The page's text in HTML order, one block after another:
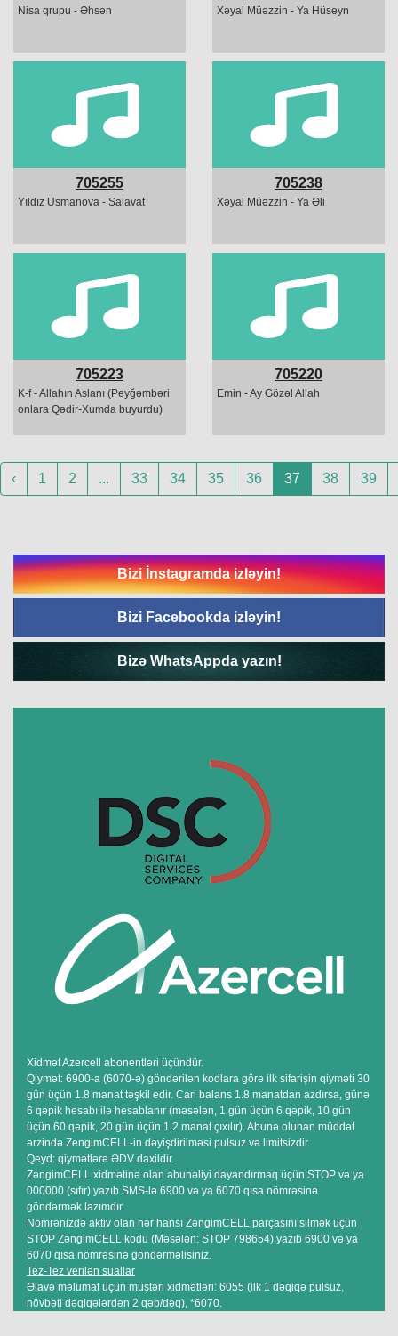
Nisa qrupu - Əhsən Xəyal Müəzzin - Ya Hüseyn
705255
Yıldız Usmanova - Salavat
705238
Xəyal Müəzzin - Ya Əli
705223
K-f - Allahın Aslanı (Peyğəmbəri
onlara Qədir-Xumda buyurdu)
705220
Emin - Ay Gözəl Allah
‹ 1 2 ... 33 34 35 36 37 38 39
Bizi İnstagramda izləyin!
Bizi Facebookda izləyin!
Bizə WhatsAppda yazın!
Xidmət Azercell abonentləri üçündür.
Qiymət: 6900-a (6070-ə) göndərilən kodlara görə ilk sifarişin qiyməti 30
gün üçün 1.8 manat təşkil edir. Cari balans 1.8 manatdan azdırsa, günə
6 qəpik hesabı ilə hesablanır (məsələn, 1 gün üçün 6 qəpik, 10 gün
üçün 60 qəpik, 20 gün üçün 1.2 manat çıxılır). Abunə olunan müddət
ərzində ZengimCELL-in dəyişdirilməsi pulsuz və limitsizdir.
Qeyd: qiymətlərə ƏDV daxildir.
ZəngimCELL xidmətinə olan abunəliyi dayandırmaq üçün STOP və ya
000000 (sıfır) yazıb SMS-lə 6900 və ya 6070 qısa nömrəsinə
göndərmək lazımdır.
Nömrənizdə aktiv olan hər hansı ZəngimCELL parçasını silmək üçün
STOP ZəngimCELL kodu (Məsələn: STOP 798654) yazıb 6900 və ya
6070 qısa nömrəsinə göndərməlisiniz.
Tez-Tez verilən suallar
Əlavə məlumat üçün müştəri xidmətləri: 6055 (ilk 1 dəqiqə pulsuz,
növbəti dəqiqələrdən 2 qəp/dəq), *6070.